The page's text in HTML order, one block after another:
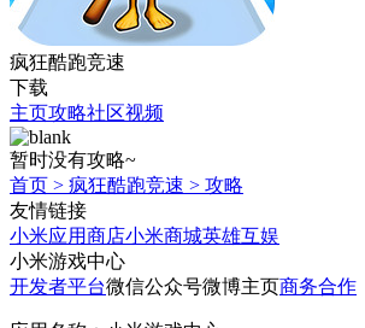
疯狂酷跑竞速
下载
主页攻略社区视频
暂时没有攻略~
首页 > 疯狂酷跑竞速 > 攻略
友情链接
小米应用商店小米商城英雄互娱
小米游戏中心
开发者平台微信公众号微博主页商务合作